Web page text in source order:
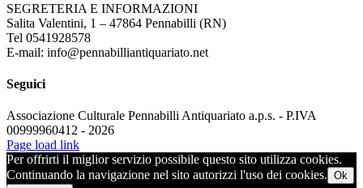
SEGRETERIA E INFORMAZIONI
Salita Valentini, 1 – 47864 Pennabilli (RN)
Tel 0541928578
E-mail: info@pennabilliantiquariato.net
Seguici
Associazione Culturale Pennabilli Antiquariato a.p.s. - P.IVA
00999960412 - 2026
Page load link
Per offrirti il miglior servizio possibile questo sito utilizza cookies.
Continuando la navigazione nel sito autorizzi l'uso dei cookies. Ok